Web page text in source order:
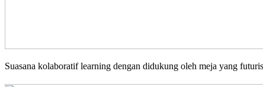
Suasana kolaboratif learning dengan didukung oleh meja yang